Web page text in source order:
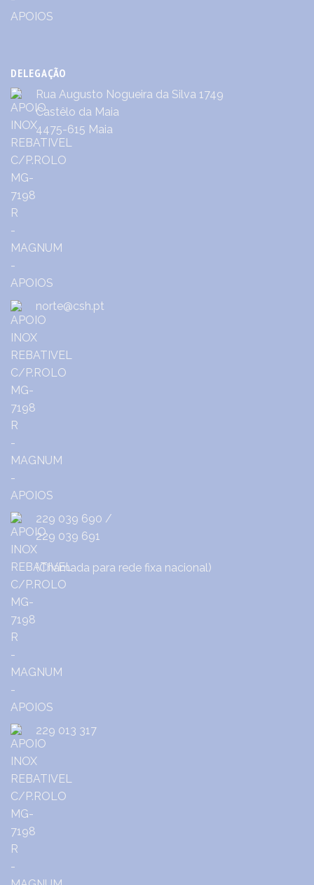
DELEGAÇÃO
Rua Augusto Nogueira da Silva 1749
Castêlo da Maia
4475-615 Maia
norte@csh.pt
229 039 690 /
229 039 691
(Chamada para rede fixa nacional)
229 013 317